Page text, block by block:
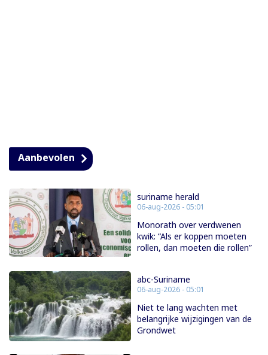
Aanbevolen
suriname herald
06-aug-2026 - 05:01
Monorath over verdwenen
kwik: “Als er koppen moeten
rollen, dan moeten die rollen”
abc-Suriname
06-aug-2026 - 05:01
Niet te lang wachten met
belangrijke wijzigingen van de
Grondwet